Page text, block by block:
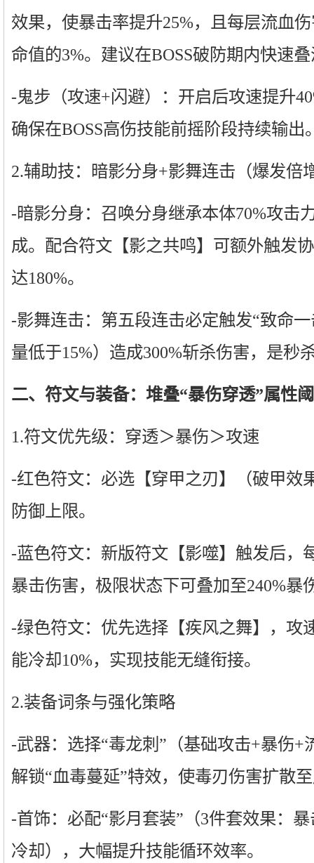
效果，使暴击率提升25%，且每层流血
命值的3%。建议在BOSS破防期内快速
-鬼步（攻速+闪避）：开启后攻速提升
确保在BOSS高伤技能前摇阶段持续输出
2.辅助技：暗影分身+影舞连击（爆发倍
-暗影分身：召唤分身继承本体70%攻击
成。配合符文【影之共鸣】可额外触发
达180%。
-影舞连击：第五段连击必定触发“致命
量低于15%）造成300%斩杀伤害，是秒
二、符文与装备：堆叠“暴伤穿透”属性
1.符文优先级：穿透＞暴伤＞攻速
-红色符文：必选【穿甲之刃】（破甲效
防御上限。
-蓝色符文：新版符文【影噬】触发后，
暴击伤害，极限状态下可叠加至240%暴
-绿色符文：优先选择【疾风之舞】，攻
能冷却10%，实现技能无缝衔接。
2.装备词条与强化策略
-武器：选择“毒龙刺”（基础攻击+暴伤+
解锁“血毒蔓延”特效，使毒刃伤害扩散
-首饰：必配“影月套装”（3件套效果：
冷却），大幅提升技能循环效率。